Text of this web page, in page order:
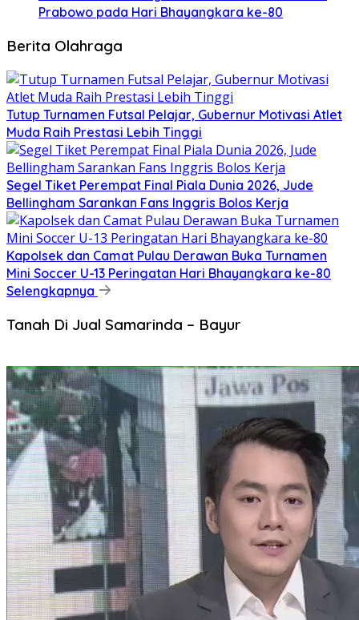
Prabowo pada Hari Bhayangkara ke-80
Berita Olahraga
Tutup Turnamen Futsal Pelajar, Gubernur Motivasi Atlet
Muda Raih Prestasi Lebih Tinggi
Segel Tiket Perempat Final Piala Dunia 2026, Jude
Bellingham Sarankan Fans Inggris Bolos Kerja
Kapolsek dan Camat Pulau Derawan Buka Turnamen
Mini Soccer U-13 Peringatan Hari Bhayangkara ke-80
Selengkapnya
Tanah Di Jual Samarinda – Bayur